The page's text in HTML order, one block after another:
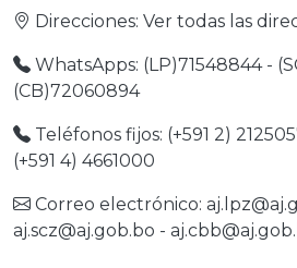
Direcciones: Ver todas las
WhatsApps: (LP)71548844 -
(CB)72060894
Teléfonos fijos: (+591 2)
(+591 4) 4661000
Correo electrónico:
aj.scz@aj.gob.bo -